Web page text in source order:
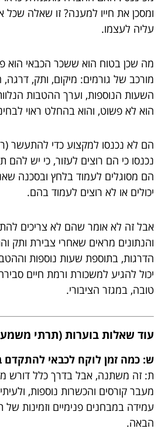
ומסכן את חייו למענה? זו שאלה שכל
עליה לעצמו.
מה שכן בטוח הוא ששכר הכבאי הוא
מורכב של גורמים: מיקום, ותק,
השעות הנוספות, וערך ההטבות
הוא לא פשוט, והוא בהחלט ראוי
הם לא נכנסו למקצוע כדי להתעשר
נכנסו כי הם רוצים לעזור, כי יש להם
הם מסוגלים לעמוד בלחץ ובסכנה
יכולים או לא רוצים לעמוד בהם.
אבל זה לא אומר שהם לא צריכים
והנתונים מראים שאחרי צבירת ותק
הדרגות, בתוספת שעות נוספות
יכול להגיע למשכורת ורמת חיים
טובה, במגזר הציבורי.
עוד שאלות בוערות (תרתי
ש: כמה זמן לוקח לכבאי להתקדם
ת: זה משתנה, אבל בדרך כלל דורש
מעבר קורסים והכשרות נוספות,
עמידה במבחנים פנימיים וזמינות של
הבאה.